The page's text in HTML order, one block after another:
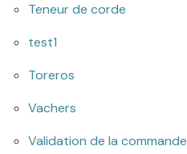
Teneur de corde
test1
Toreros
Vachers
Validation de la commande